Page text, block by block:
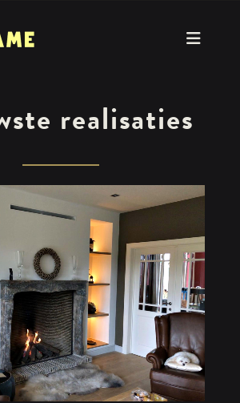
realisaties